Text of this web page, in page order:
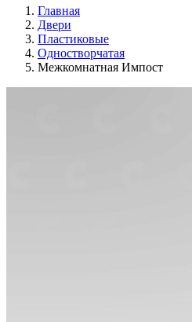
Главная
Двери
Пластиковые
Одностворчатая
Межкомнатная Импост